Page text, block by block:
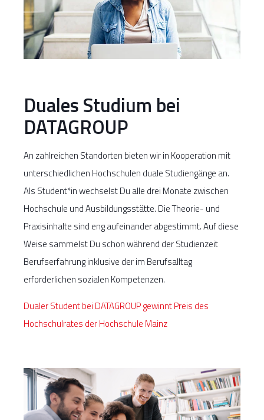
Duales Studium bei
DATAGROUP
An zahlreichen Standorten bieten wir in Kooperation mit
unterschiedlichen Hochschulen duale Studiengänge an.
Als Student*in wechselst Du alle drei Monate zwischen
Hochschule und Ausbildungsstätte. Die Theorie- und
Praxisinhalte sind eng aufeinander abgestimmt. Auf diese
Weise sammelst Du schon während der Studienzeit
Berufserfahrung inklusive der im Berufsalltag
erforderlichen sozialen Kompetenzen.
Dualer Student bei DATAGROUP gewinnt Preis des
Hochschulrates der Hochschule Mainz